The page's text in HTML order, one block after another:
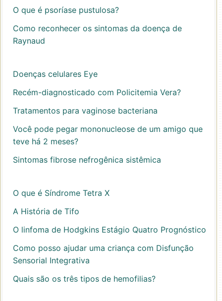
O que é psoríase pustulosa?
Como reconhecer os sintomas da doença de
Raynaud
Doenças celulares Eye
Recém-diagnosticado com Policitemia Vera?
Tratamentos para vaginose bacteriana
Você pode pegar mononucleose de um amigo que
teve há 2 meses?
Sintomas fibrose nefrogênica sistêmica
O que é Síndrome Tetra X
A História de Tifo
O linfoma de Hodgkins Estágio Quatro Prognóstico
Como posso ajudar uma criança com Disfunção
Sensorial Integrativa
Quais são os três tipos de hemofilias?